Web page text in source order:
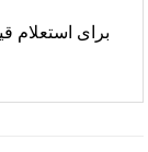
برای استعلام قیمت پوسته سپر